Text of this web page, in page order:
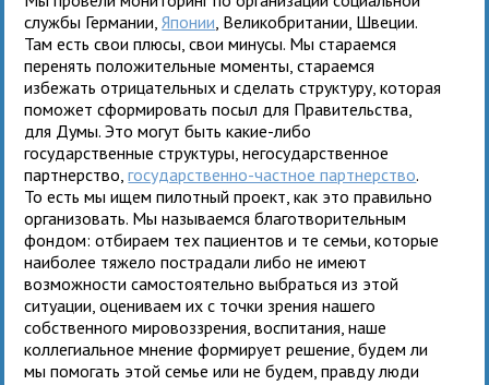
службы Германии,Японии , Великобритании, Швеции.
Там есть свои плюсы, свои минусы. Мы стараемся
перенять положительные моменты, стараемся
избежать отрицательных и сделать структуру, которая
поможет сформировать посыл для Правительства,
для Думы. Это могут быть какие-либо
государственные структуры, негосударственное
партнерство,государственно-частное партнерство.
То есть мы ищем пилотный проект, как это правильно
организовать. Мы называемся благотворительным
фондом: отбираем тех пациентов и те семьи, которые
наиболее тяжело пострадали либо не имеют
возможности самостоятельно выбраться из этой
ситуации, оцениваем их с точки зрения нашего
собственного мировоззрения, воспитания, наше
коллегиальное мнение формирует решение, будем ли
мы помогать этой семье или не будем, правду люди